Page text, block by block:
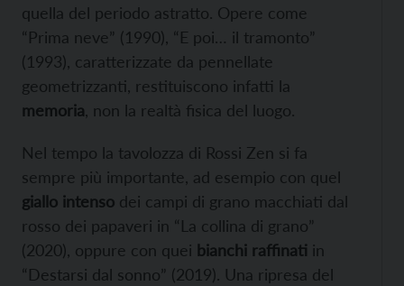
quella del periodo astratto. Opere come
“Prima neve” (1990), “E poi… il tramonto”
(1993), caratterizzate da pennellate
geometrizzanti, restituiscono infatti la
memoria, non la realtà fisica del luogo.
Nel tempo la tavolozza di Rossi Zen si fa
sempre più importante, ad esempio con quel
giallo intenso dei campi di grano macchiati dal
rosso dei papaveri in “La collina di grano”
(2020), oppure con quei bianchi raffinati in
“Destarsi dal sonno” (2019). Una ripresa del